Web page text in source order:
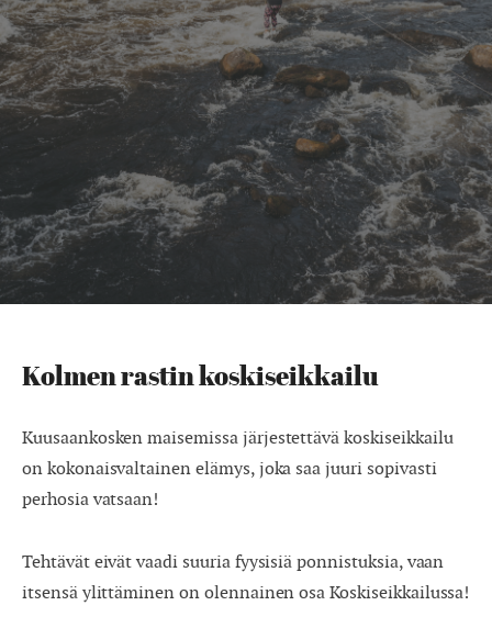
Kolmen rastin koskiseikkailu
Kuusaankosken maisemissa järjestettävä koskiseikkailu
on kokonaisvaltainen elämys, joka saa juuri sopivasti
perhosia vatsaan!
Tehtävät eivät vaadi suuria fyysisiä ponnistuksia, vaan
itsensä ylittäminen on olennainen osa Koskiseikkailussa!